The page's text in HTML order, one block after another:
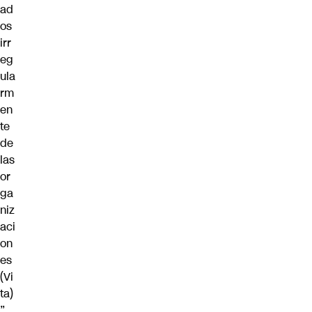
ad
os
irr
eg
ula
rm
en
te
de
las
or
ga
niz
aci
on
es
(Vi
ta)